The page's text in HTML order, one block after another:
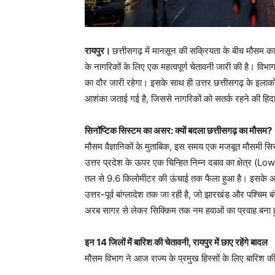
रायपुर।छत्तीसगढ़ में मानसून की सक्रियता के बीच मौसम
के नागरिकों के लिए एक महत्वपूर्ण चेतावनी जारी की है।
का दौर जारी रहेगा। इसके साथ ही उत्तर छत्तीसगढ़ के
आशंका जताई गई है, जिससे नागरिकों को सतर्क रहने की
सिनॉप्टिक सिस्टम का असर: क्यों बदला छत्तीसगढ़ का मौसम?
मौसम वैज्ञानिकों के मुताबिक, इस समय एक मजबूत मौसमी
उत्तर प्रदेश के ऊपर एक चिन्हित निम्न दबाव का क्षेत्र
तल से 9.6 किलोमीटर की ऊंचाई तक फैला हुआ है। इसके
उत्तर-पूर्व बांग्लादेश तक जा रही है, जो झारखंड और
अरब सागर से लेकर सिक्किम तक नम हवाओं का प्रवाह बना
इन 14 जिलों में बारिश की चेतावनी, रायपुर में छाए रहेंगे बादल
मौसम विभाग ने आज राज्य के प्रमुख हिस्सों के लिए बारिश